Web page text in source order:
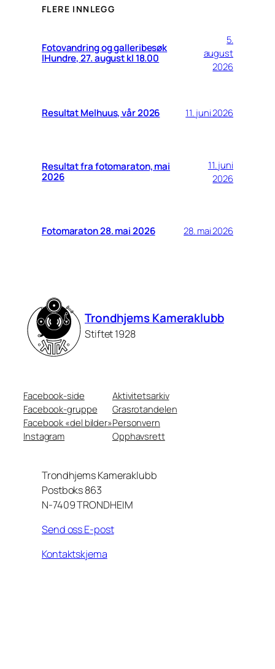
FLERE INNLEGG
Fotovandring og galleribesøk
IHundre, 27. august kl 18.00
5.
august
2026
Resultat Melhuus, vår 2026 11. juni 2026
Resultat fra fotomaraton, mai
2026
11. juni
2026
Fotomaraton 28. mai 2026 28. mai 2026
Trondhjems Kameraklubb
Stiftet 1928
Facebook-side
Facebook-gruppe
Facebook «del bilder»
Instagram
Aktivitetsarkiv
Grasrotandelen
Personvern
Opphavsrett
Trondhjems Kameraklubb
Postboks 863
N-7409 TRONDHEIM
Send oss E-post
Kontaktskjema